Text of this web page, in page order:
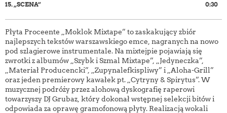
15.„SCENA” 0:30
Płyta Proceente „Moklok Mixtape” to zaskakujący zbiór
najlepszych tekstów warszawskiego emce, nagranych na nowo
pod szlagierowe instrumentale. Na mixtejpie pojawiają się
zwrotki z albumów „Szybk i Szmal Mixtape”, „Jedyneczka”,
„Materiał Producencki”, „Zupynalefkispliwy” i „Aloha-Grill”
oraz jeden premierowy kawałek pt. „Cytryny & Spirytus”. W
muzycznej podróży przez alohową dyskografię raperowi
towarzyszy DJ Grubaz, który dokonał wstępnej selekcji bitów i
odpowiada za oprawę gramofonową płyty. Realizacją wokali